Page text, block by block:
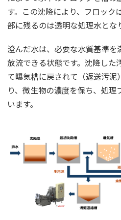
す。この沈降により、フロック
部に残るのは透明な処理水とな
澄んだ水は、必要な水質基準を
放流できる状態です。沈降した
て曝気槽に戻されて（返送汚泥
り、微生物の濃度を保ち、処
います。